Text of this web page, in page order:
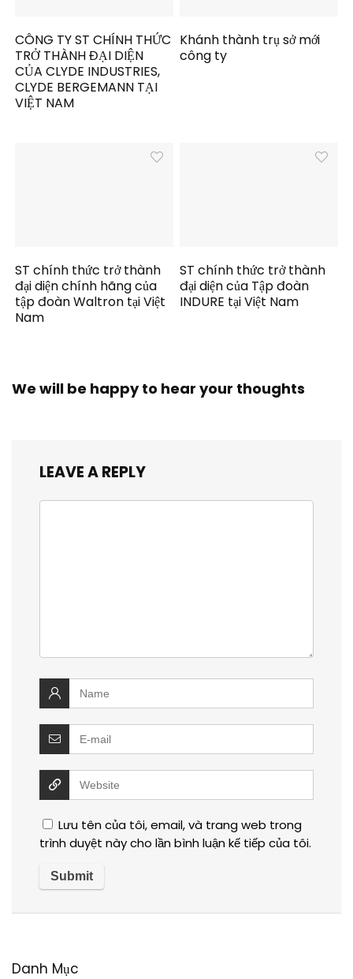
CÔNG TY ST CHÍNH THỨC
TRỞ THÀNH ĐẠI DIỆN
CỦA CLYDE INDUSTRIES,
CLYDE BERGEMANN TẠI
VIỆT NAM
Khánh thành trụ sở mới
công ty
ST chính thức trở thành
đại diện chính hãng của
tập đoàn Waltron tại Việt
Nam
ST chính thức trở thành
đại diện của Tập đoàn
INDURE tại Việt Nam
We will be happy to hear your thoughts
LEAVE A REPLY
Lưu tên của tôi, email, và trang web trong
trình duyệt này cho lần bình luận kế tiếp của tôi.
Danh Mục